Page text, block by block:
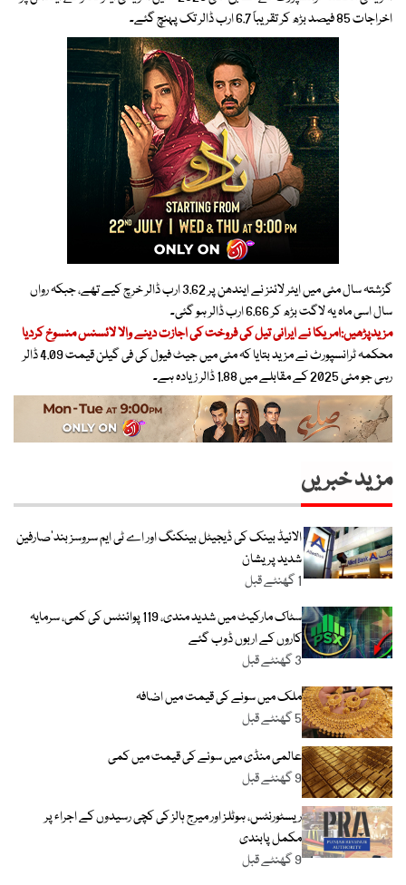
اخراجات 85 فیصد بڑھ کر تقریباً 6.7 ارب ڈالر تک پہنچ گئے۔
گزشتہ سال مئی میں ایئر لائنز نے ایندھن پر 3.62 ارب ڈالر خرچ کیے تھے، جبکہ رواں
سال اسی ماہ یہ لاگت بڑھ کر 6.66 ارب ڈالر ہو گئی۔
مزیدپڑھیں:امریکا نے ایرانی تیل کی فروخت کی اجازت دینے والا لائسنس منسوخ کردیا
محکمہ ٹرانسپورٹ نے مزید بتایا کہ مئی میں جیٹ فیول کی فی گیلن قیمت 4.09 ڈالر
رہی جو مئی 2025 کے مقابلے میں 1.88 ڈالر زیادہ ہے۔
مزید خبریں
الائیڈ بینک کی ڈیجیٹل بینکنگ اور اے ٹی ایم سروسز بند‘صارفین
شدید پریشان
1 گھنٹے قبل
سٹاک مارکیٹ میں شدید مندی، 119 پوائنٹس کی کمی، سرمایہ
کاروں کے اربوں ڈوب گئے
3 گھنٹے قبل
ملک میں سونے کی قیمت میں اضافہ
5 گھنٹے قبل
عالمی منڈی میں سونے کی قیمت میں کمی
9 گھنٹے قبل
ریسٹورنٹس، ہوٹلز اور میرج ہالز کی کچی رسیدوں کے اجراء پر
مکمل پابندی
9 گھنٹے قبل